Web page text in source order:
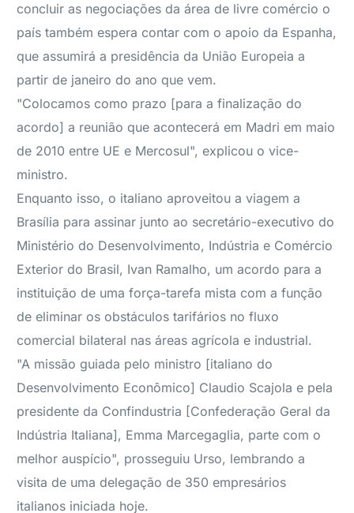
concluir as negociações da área de livre comércio o
país também espera contar com o apoio da Espanha,
que assumirá a presidência da União Europeia a
partir de janeiro do ano que vem.
"Colocamos como prazo [para a finalização do
acordo] a reunião que acontecerá em Madri em maio
de 2010 entre UE e Mercosul", explicou o vice-
ministro.
Enquanto isso, o italiano aproveitou a viagem a
Brasília para assinar junto ao secretário-executivo do
Ministério do Desenvolvimento, Indústria e Comércio
Exterior do Brasil, Ivan Ramalho, um acordo para a
instituição de uma força-tarefa mista com a função
de eliminar os obstáculos tarifários no fluxo
comercial bilateral nas áreas agrícola e industrial.
"A missão guiada pelo ministro [italiano do
Desenvolvimento Econômico] Claudio Scajola e pela
presidente da Confindustria [Confederação Geral da
Indústria Italiana], Emma Marcegaglia, parte com o
melhor auspício", prosseguiu Urso, lembrando a
visita de uma delegação de 350 empresários
italianos iniciada hoje.